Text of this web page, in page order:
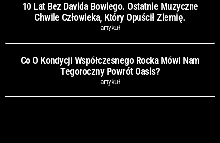
10 Lat Bez Davida Bowiego. Ostatnie Muzyczne
Chwile Człowieka, Który Opuścił Ziemię.
artykuł
Co O Kondycji Współczesnego Rocka Mówi Nam
Tegoroczny Powrót Oasis?
artykuł